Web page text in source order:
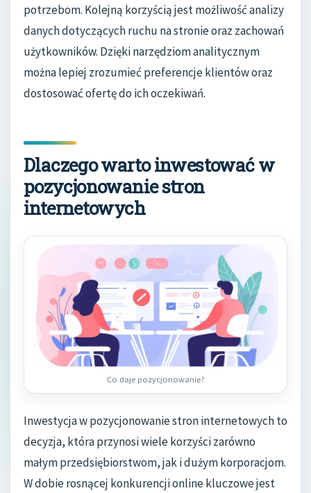
potrzebom. Kolejną korzyścią jest możliwość analizy
danych dotyczących ruchu na stronie oraz zachowań
użytkowników. Dzięki narzędziom analitycznym
można lepiej zrozumieć preferencje klientów oraz
dostosować ofertę do ich oczekiwań.
Dlaczego warto inwestować w
pozycjonowanie stron
internetowych
Co daje pozycjonowanie?
Inwestycja w pozycjonowanie stron internetowych to
decyzja, która przynosi wiele korzyści zarówno
małym przedsiębiorstwom, jak i dużym korporacjom.
W dobie rosnącej konkurencji online kluczowe jest